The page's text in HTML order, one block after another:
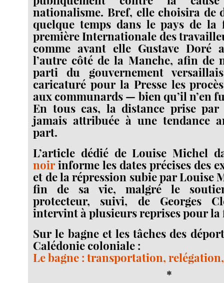
nationalisme. Bref, elle choisira de
quelque temps dans le pays de
première Internationale des
comme avant elle Gustave Doré
l’autre côté de la Manche, afin de
parti du gouvernement
caricaturé pour la Presse les
aux communards — bien qu’il n’en
En tous cas, la distance prise par
jamais attribuée à une tendance
part.
L’article dédié de Louise Michel
noirinforme les dates précises des
et de la répression subie par Louise
fin de sa vie, malgré le
protecteur, suivi, de Georges
intervint à plusieurs reprises pour
Sur le bagne et les tâches des
Calédonie coloniale :
Le bagne : transportation,
*